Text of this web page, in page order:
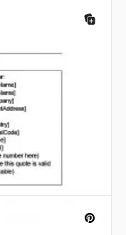
varejista ou
para outros
com o